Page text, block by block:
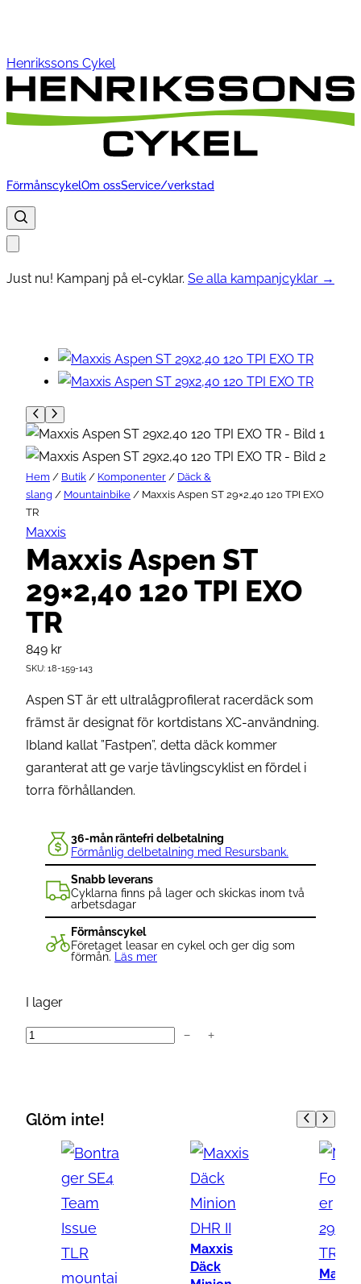
Henrikssons Cykel
FörmånscykelOm ossService/verkstad
Just nu! Kampanj på el-cyklar. Se alla kampanjcyklar →
Hem / Butik / Komponenter / Däck &
slang / Mountainbike / Maxxis Aspen ST 29×2,40 120 TPI EXO
TR
Maxxis
Maxxis Aspen ST
29×2,40 120 TPI EXO
TR
849 kr
SKU: 18-159-143
Aspen ST är ett ultralågprofilerat racerdäck som
främst är designat för kortdistans XC-användning.
Ibland kallat ”Fastpen”, detta däck kommer
garanterat att ge varje tävlingscyklist en fördel i
torra förhållanden.
36-mån räntefri delbetalning
Förmånlig delbetalning med Resursbank.
Snabb leverans
Cyklarna finns på lager och skickas inom två
arbetsdagar
Förmånscykel
Företaget leasar en cykel och ger dig som
förmån.
Läs mer
I lager
M
i
− +
Glöm inte!
Maxxis
Däck
Maxxis